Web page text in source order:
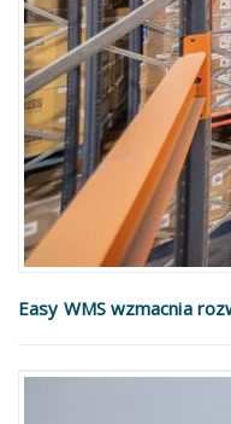
Easy WMS wzmacnia